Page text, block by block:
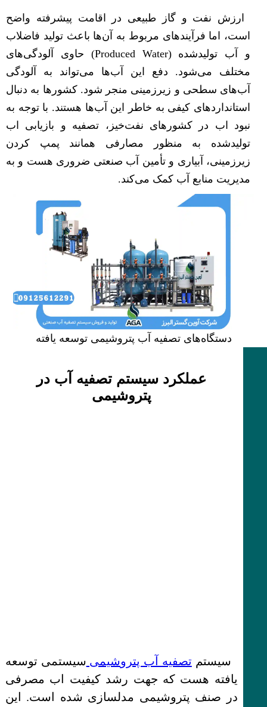
ارزش نفت و گاز طبیعی در اقامت پیشرفته واضح
است، اما فرآیندهای مربوط به آن‌ها باعث تولید فاضلاب
و آب تولیدشده (Produced Water) حاوی آلودگی‌های
مختلف می‌شود. دفع این آب‌ها می‌تواند به آلودگی
آب‌های سطحی و زیرزمینی منجر شود. کشورها به دنبال
استانداردهای کیفی به خاطر این آب‌ها هستند. با توجه به
نبود اب در کشورهای نفت‌خیز، تصفیه و بازیابی اب
تولیدشده به منظور مصارفی همانند پمپ کردن
زیرزمینی، آبیاری و تأمین آب صنعتی ضروری هست و به
مدیریت منابع آب کمک می‌کند.
دستگاه‌های تصفیه آب پتروشیمی توسعه یافته
عملکرد سیستم تصفیه آب در
پتروشیمی
سیستم تصفیه آب پتروشیمی سیستمی توسعه
یافته هست که جهت رشد کیفیت اب مصرفی
در صنف پتروشیمی مدلسازی شده است. این